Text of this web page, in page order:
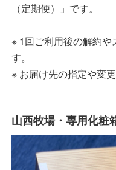
（定期便）」です。
※ 1回ご利用後の解約
す。
※ お届け先の指定や変更
山西牧場・専用化粧